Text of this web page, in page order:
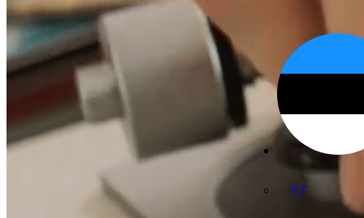
ET